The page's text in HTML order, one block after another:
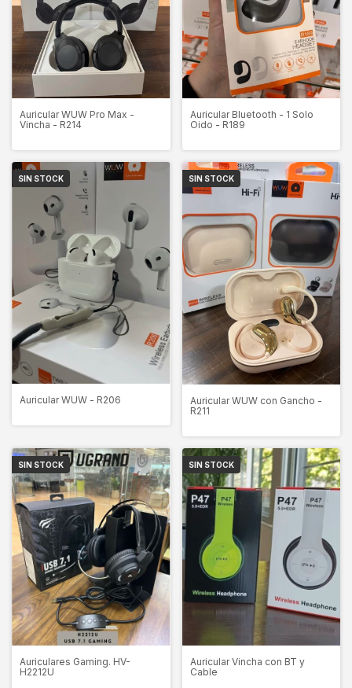
Auricular WUW Pro Max -
Vincha - R214
Auricular Bluetooth - 1 Solo
Oido - R189
SIN STOCK
Auricular WUW - R206
SIN STOCK
Auricular WUW con Gancho -
R211
SIN STOCK
Auriculares Gaming. HV-
H2212U
SIN STOCK
Auricular Vincha con BT y
Cable